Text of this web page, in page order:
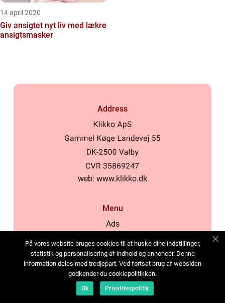
14 april 2020
Giv ansigtet nyt liv med lækre
ansigtsmasker
Address
web: www.klikko.dk
Menu
Ads
Cookies
Contact
Sitemap
På vores website bruges cookies til at huske dine indstillinger,
statistik og personalisering af indhold og annoncer. Denne
information deles med tredjepart. Ved fortsat brug af websiden
godkender du cookiepolitikken.
Ok Privatlivspolitik